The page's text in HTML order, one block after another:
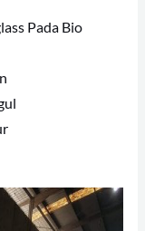
Pada Bio